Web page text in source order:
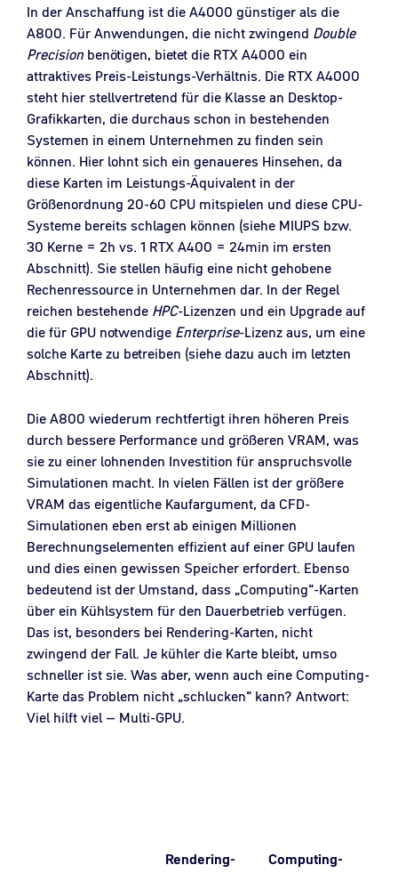
In der Anschaffung ist die A4000 günstiger als die
A800. Für Anwendungen, die nicht zwingend Double
Precision benötigen, bietet die RTX A4000 ein
attraktives Preis-Leistungs-Verhältnis. Die RTX A4000
steht hier stellvertretend für die Klasse an Desktop-
Grafikkarten, die durchaus schon in bestehenden
Systemen in einem Unternehmen zu finden sein
können. Hier lohnt sich ein genaueres Hinsehen, da
diese Karten im Leistungs-Äquivalent in der
Größenordnung 20-60 CPU mitspielen und diese CPU-
Systeme bereits schlagen können (siehe MIUPS bzw.
30 Kerne = 2h vs. 1 RTX A400 = 24min im ersten
Abschnitt). Sie stellen häufig eine nicht gehobene
Rechenressource in Unternehmen dar. In der Regel
reichen bestehende HPC-Lizenzen und ein Upgrade auf
die für GPU notwendige Enterprise-Lizenz aus, um eine
solche Karte zu betreiben (siehe dazu auch im letzten
Abschnitt).
Die A800 wiederum rechtfertigt ihren höheren Preis
durch bessere Performance und größeren VRAM, was
sie zu einer lohnenden Investition für anspruchsvolle
Simulationen macht. In vielen Fällen ist der größere
VRAM das eigentliche Kaufargument, da CFD-
Simulationen eben erst ab einigen Millionen
Berechnungselementen effizient auf einer GPU laufen
und dies einen gewissen Speicher erfordert. Ebenso
bedeutend ist der Umstand, dass „Computing“-Karten
über ein Kühlsystem für den Dauerbetrieb verfügen.
Das ist, besonders bei Rendering-Karten, nicht
zwingend der Fall. Je kühler die Karte bleibt, umso
schneller ist sie. Was aber, wenn auch eine Computing-
Karte das Problem nicht „schlucken“ kann? Antwort:
Viel hilft viel – Multi-GPU.
Rendering-
Computing-